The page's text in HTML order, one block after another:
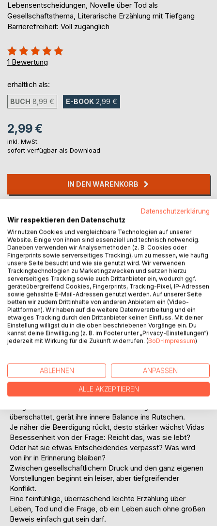
Lebensentscheidungen, Novelle über Tod als
Gesellschaftsthema, Literarische Erzählung mit Tiefgang
Barrierefreiheit: Voll zugänglich
Bewertung::
100%
1 Bewertung
erhältlich als:
BUCH 8,99 € E-BOOK 2,99 €
2,99 €
inkl. MwSt.
sofort verfügbar als Download
IN DEN WARENKORB
Titel bewerten
BESCHREIBUNG
"Wir sollten etwas Aufregendes machen." - "Wieso das?"
- "Wenn wir umkommen, wird man davon berichten."
große Karriere, keine Ehe, keine Kinder. Stattdessen ein
stilles, selbstbestimmtes Leben irgendwo in Deutschland.
Doch als sich plötzlich unerwartete Karrierechancen auftun,
eine ungeklärte Beziehung zu einem Freund sie ins Wanken
überschattet, gerät ihre innere Balance ins Rutschen.
Je näher die Beerdigung rückt, desto stärker wächst Vidas
Besessenheit von der Frage: Reicht das, was sie lebt?
Oder hat sie etwas Entscheidendes verpasst? Was wird
von ihr in Erinnerung bleiben?
Zwischen gesellschaftlichem Druck und den ganz eigenen
Vorstellungen beginnt ein leiser, aber tiefgreifender
Konflikt.
Eine feinfühlige, überraschend leichte Erzählung über
Leben, Tod und die Frage, ob ein Leben auch ohne großen
Beweis einfach gut sein darf.
Datenschutzerklärung
Wir respektieren den Datenschutz
Wir nutzen Cookies und vergleichbare Technologien auf unserer
Website. Einige von ihnen sind essenziell und technisch notwendig.
Daneben verwenden wir Analysemethoden (z. B. Cookies oder
Fingerprints sowie serverseitiges Tracking), um zu messen, wie häufig
unsere Seite besucht und wie sie genutzt wird. Wir verwenden
Trackingtechnologien zu Marketingzwecken und setzen hierzu
serverseitiges Tracking sowie auch Drittanbieter ein, wodurch ggf.
geräteübergreifend Cookies, Fingerprints, Tracking-Pixel, IP-Adressen
sowie gehashte E-Mail-Adressen genutzt werden. Auf unserer Seite
betten wir zudem Drittinhalte von anderen Anbietern ein (Video-
Plattformen). Wir haben auf die weitere Datenverarbeitung und ein
etwaiges Tracking durch den Drittanbieter keinen Einfluss. Mit deiner
Einstellung willigst du in die oben beschriebenen Vorgänge ein. Du
kannst deine Einwilligung (z. B. im Footer unter „Privacy-Einstellungen“)
jederzeit mit Wirkung für die Zukunft widerrufen. (BoD-Impressum)
ABLEHNEN ANPASSEN
ALLE AKZEPTIEREN